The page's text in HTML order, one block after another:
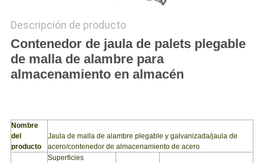
Descripción de producto
Contenedor de jaula de palets plegable
de malla de alambre para
almacenamiento en almacén
Nombre
del
producto
Jaula de malla de alambre plegable y galvanizada/jaula de
acero/contenedor de almacenamiento de acero
Superficies